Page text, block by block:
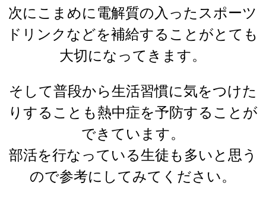
次にこまめに電解質の入ったスポーツ
ドリンクなどを補給することがとても
大切になってきます。
そして普段から生活習慣に気をつけた
りすることも熱中症を予防することが
できています。
部活を行なっている生徒も多いと思う
ので参考にしてみてください。